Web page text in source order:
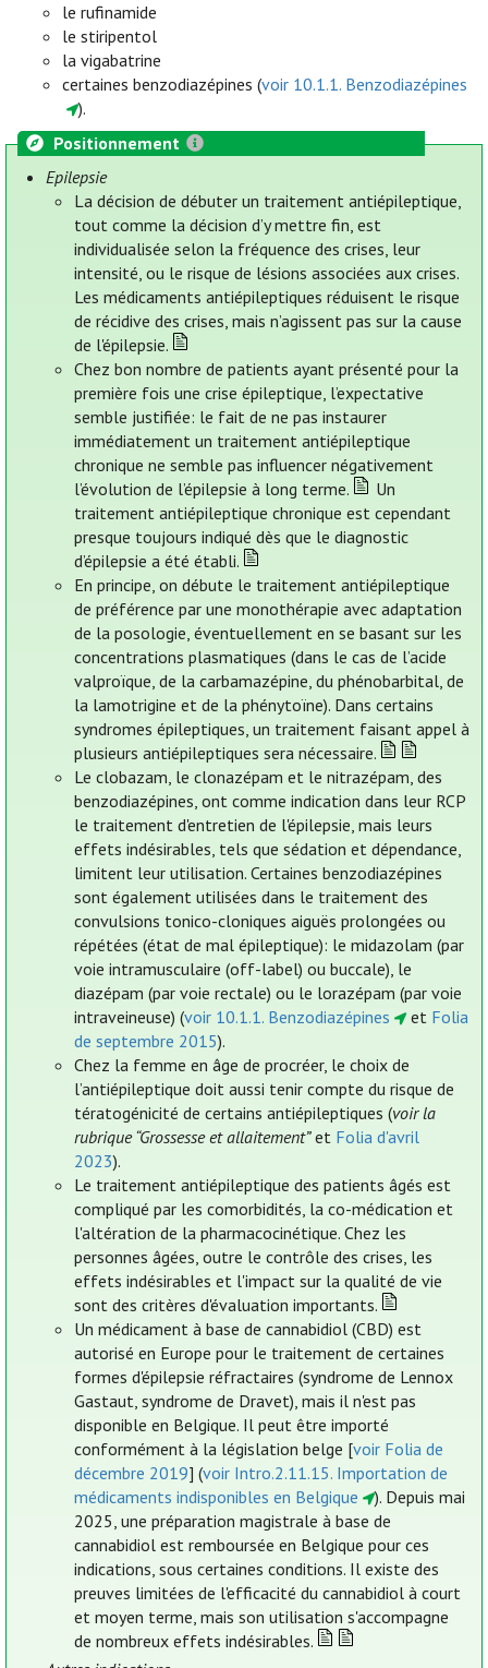
le rufinamide
le stiripentol
la vigabatrine
certaines benzodiazépines (voir 10.1.1. Benzodiazépines
).
Positionnement
Epilepsie
La décision de débuter un traitement antiépileptique,
tout comme la décision d’y mettre fin, est
individualisée selon la fréquence des crises, leur
intensité, ou le risque de lésions associées aux crises.
Les médicaments antiépileptiques réduisent le risque
de récidive des crises, mais n’agissent pas sur la cause
de l'épilepsie.
Chez bon nombre de patients ayant présenté pour la
première fois une crise épileptique, l’expectative
semble justifiée: le fait de ne pas instaurer
immédiatement un traitement antiépileptique
chronique ne semble pas influencer négativement
l’évolution de l’épilepsie à long terme.
Un
traitement antiépileptique chronique est cependant
presque toujours indiqué dès que le diagnostic
d’épilepsie a été établi.
En principe, on débute le traitement antiépileptique
de préférence par une monothérapie avec adaptation
de la posologie, éventuellement en se basant sur les
concentrations plasmatiques (dans le cas de l’acide
valproïque, de la carbamazépine, du phénobarbital, de
la lamotrigine et de la phénytoïne). Dans certains
syndromes épileptiques, un traitement faisant appel à
plusieurs antiépileptiques sera nécessaire.
Le clobazam, le clonazépam et le nitrazépam, des
benzodiazépines, ont comme indication dans leur RCP
le traitement d'entretien de l'épilepsie, mais leurs
effets indésirables, tels que sédation et dépendance,
limitent leur utilisation. Certaines benzodiazépines
sont également utilisées dans le traitement des
convulsions tonico-cloniques aiguës prolongées ou
répétées (état de mal épileptique): le midazolam (par
voie intramusculaire (off-label) ou buccale), le
diazépam (par voie rectale) ou le lorazépam (par voie
intraveineuse) (voir 10.1.1. Benzodiazépines et Folia
de septembre 2015).
Chez la femme en âge de procréer, le choix de
l’antiépileptique doit aussi tenir compte du risque de
tératogénicité de certains antiépileptiques (voir la
rubrique “Grossesse et allaitement”et Folia d'avril
2023).
Le traitement antiépileptique des patients âgés est
compliqué par les comorbidités, la co-médication et
l'altération de la pharmacocinétique. Chez les
personnes âgées, outre le contrôle des crises, les
effets indésirables et l'impact sur la qualité de vie
sont des critères d'évaluation importants.
Un médicament à base de cannabidiol (CBD) est
autorisé en Europe pour le traitement de certaines
formes d'épilepsie réfractaires (syndrome de Lennox
Gastaut, syndrome de Dravet), mais il n'est pas
disponible en Belgique. Il peut être importé
conformément à la législation belge [voir Folia de
décembre 2019] (voir Intro.2.11.15. Importation de
médicaments indisponibles en Belgique
). Depuis mai
2025, une préparation magistrale à base de
cannabidiol est remboursée en Belgique pour ces
indications, sous certaines conditions. Il existe des
preuves limitées de l'efficacité du cannabidiol à court
et moyen terme, mais son utilisation s'accompagne
de nombreux effets indésirables.